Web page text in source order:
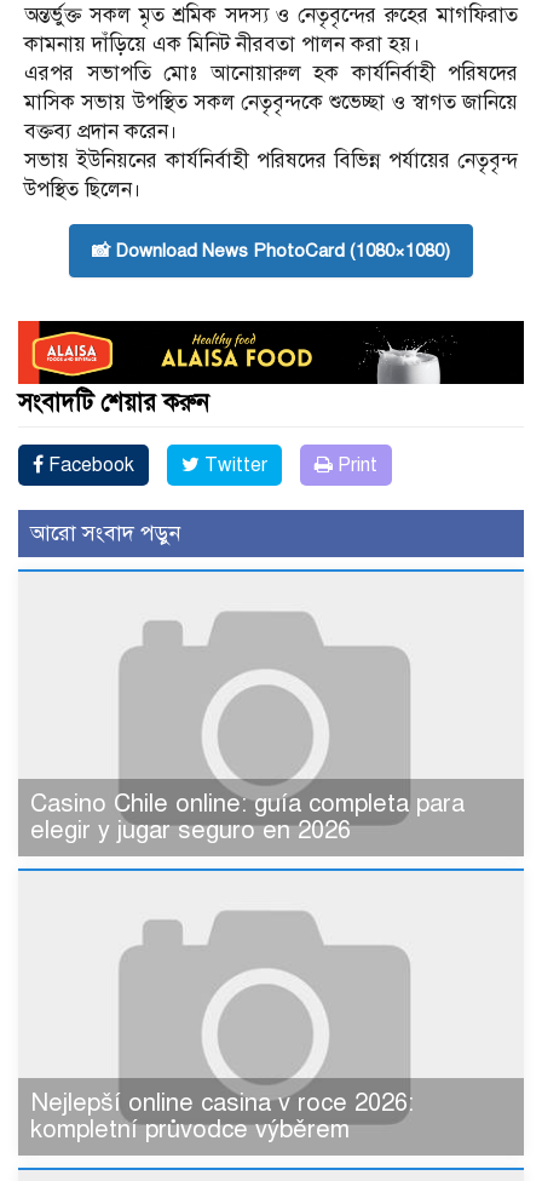
অন্তর্ভুক্ত সকল মৃত শ্রমিক সদস্য ও নেতৃবৃন্দের রুহের মাগফিরাত
কামনায় দাঁড়িয়ে এক মিনিট নীরবতা পালন করা হয়।
এরপর সভাপতি মোঃ আনোয়ারুল হক কার্যনির্বাহী পরিষদের
মাসিক সভায় উপস্থিত সকল নেতৃবৃন্দকে শুভেচ্ছা ও স্বাগত জানিয়ে
বক্তব্য প্রদান করেন।
সভায় ইউনিয়নের কার্যনির্বাহী পরিষদের বিভিন্ন পর্যায়ের নেতৃবৃন্দ
উপস্থিত ছিলেন।
📸 Download News PhotoCard (1080×1080)
সংবাদটি শেয়ার করুন
Facebook Twitter Print
আরো সংবাদ পড়ুন
Casino Chile online: guía completa para
elegir y jugar seguro en 2026
Nejlepší online casina v roce 2026:
kompletní průvodce výběrem